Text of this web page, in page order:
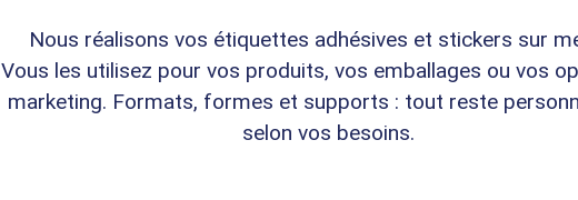
Nous réalisons vos étiquettes adhésives et stickers sur
Vous les utilisez pour vos produits, vos emballages ou vos
marketing. Formats, formes et supports : tout reste
selon vos besoins.